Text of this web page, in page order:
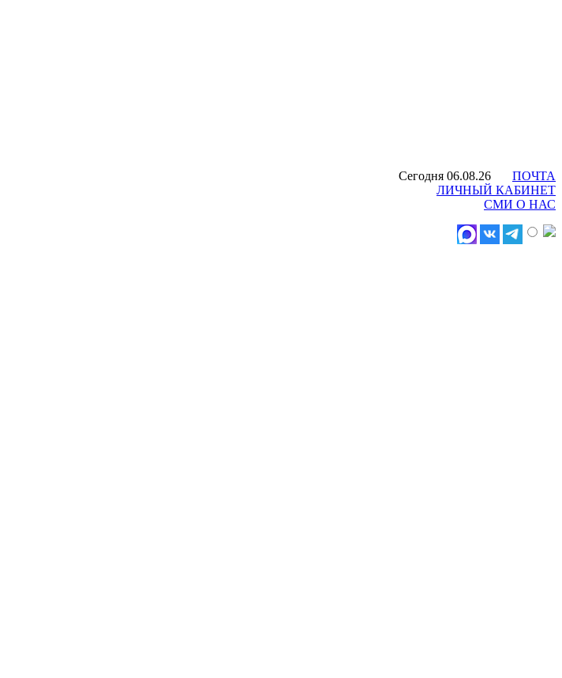
Сегодня 06.08.26
ПОЧТА
ЛИЧНЫЙ КАБИНЕТ
СМИ О НАС